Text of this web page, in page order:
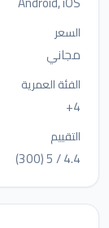
السعر
مجاني
الفئة العمرية
4+
التقييم
4.4 / 5 (300)